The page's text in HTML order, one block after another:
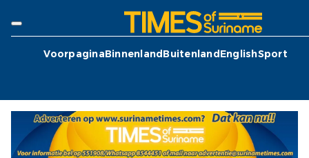
VoorpaginaBinnenlandBuitenlandEnglishSport